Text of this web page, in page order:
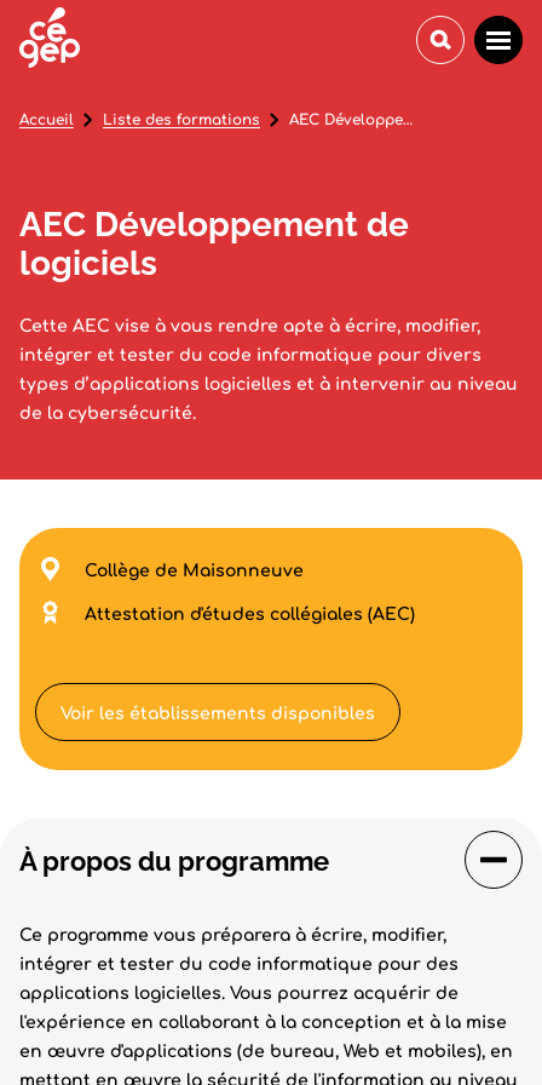
AEC Développement de
logiciels
Cette AEC vise à vous rendre apte à écrire, modifier,
intégrer et tester du code informatique pour divers
types d’applications logicielles et à intervenir au niveau
de la cybersécurité.
Accueil Liste des formations AEC Développement de logiciels
À propos du programme
Ce programme vous préparera à écrire, modifier,
intégrer et tester du code informatique pour des
applications logicielles. Vous pourrez acquérir de
l'expérience en collaborant à la conception et à la mise
en œuvre d'applications (de bureau, Web et mobiles), en
mettant en œuvre la sécurité de l'information au niveau
Collège de Maisonneuve
Attestation d'études collégiales (AEC)
Voir les établissements disponibles